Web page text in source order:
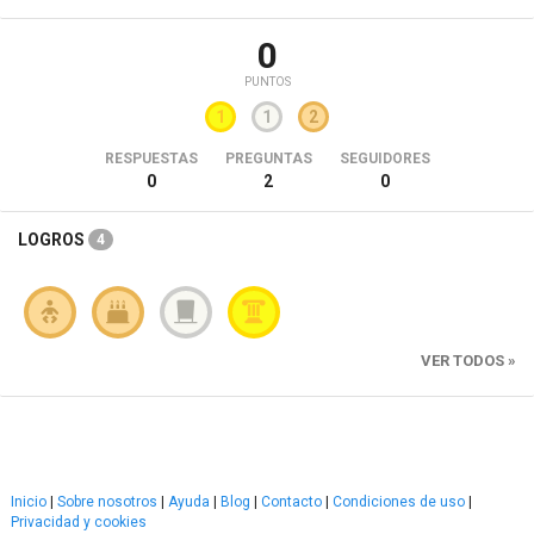
0
PUNTOS
1 1 2
RESPUESTAS
0
PREGUNTAS
2
SEGUIDORES
0
LOGROS 4
VER TODOS »
Inicio | Sobre nosotros | Ayuda | Blog | Contacto | Condiciones de uso |
Privacidad y cookies